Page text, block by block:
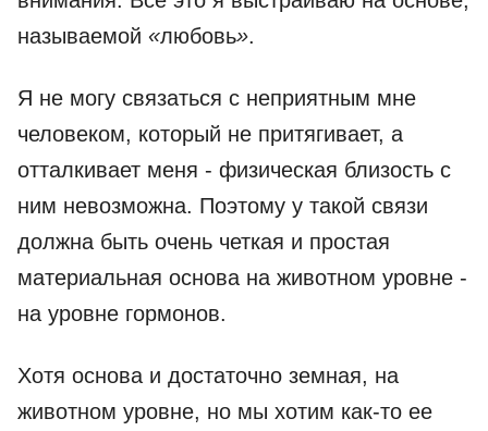
называемой «любовь».
Я не могу связаться с неприятным мне
человеком, который не притягивает, а
отталкивает меня - физическая близость с
ним невозможна. Поэтому у такой связи
должна быть очень четкая и простая
материальная основа на животном уровне -
на уровне гормонов.
Хотя основа и достаточно земная, на
животном уровне, но мы хотим как-то ее